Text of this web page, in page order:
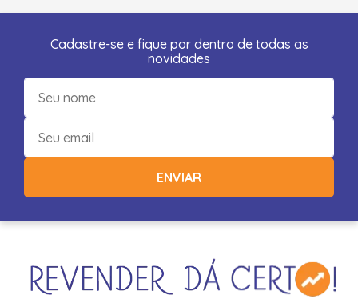
Cadastre-se e fique por dentro de todas as
novidades
ENVIAR